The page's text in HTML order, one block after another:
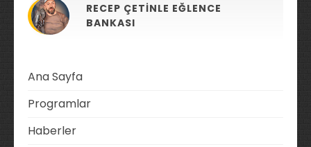
RECEP ÇETINLE EĞLENCE
BANKASI
Ana Sayfa
Programlar
Haberler